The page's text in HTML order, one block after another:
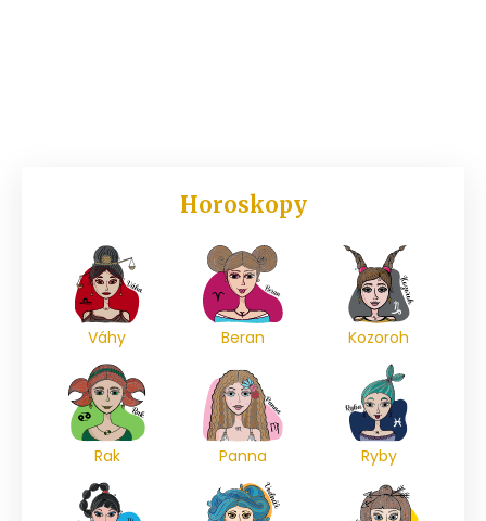
Horoskopy
Váhy Beran Kozoroh
Rak Panna Ryby